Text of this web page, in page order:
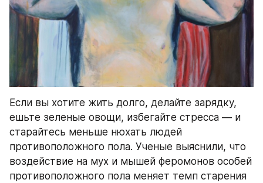
Если вы хотите жить долго, делайте зарядку,
ешьте зеленые овощи, избегайте стресса — и
старайтесь меньше нюхать людей
противоположного пола. Ученые выяснили, что
воздействие на мух и мышей феромонов особей
противоположного пола меняет темп старения